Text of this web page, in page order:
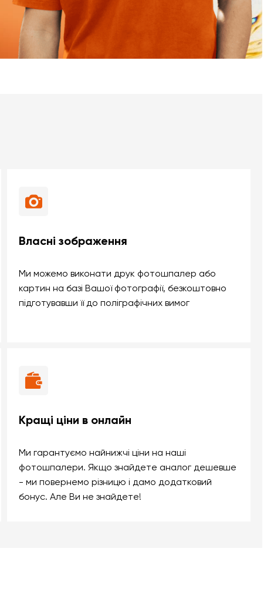
Власні зображення
Ми можемо виконати друк фотошпалер або
картин на базі Вашої фотографії, безкоштовно
підготувавши її до поліграфічних вимог
Кращі ціни в онлайн
Ми гарантуємо найнижчі ціни на наші
фотошпалери. Якщо знайдете аналог дешевше
- ми повернемо різницю і дамо додатковий
бонус. Але Ви не знайдете!